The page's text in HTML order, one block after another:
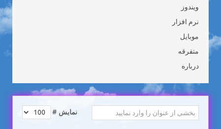
ویندوز
نرم افزار
موبایل
متفرقه
درباره
نمایش #